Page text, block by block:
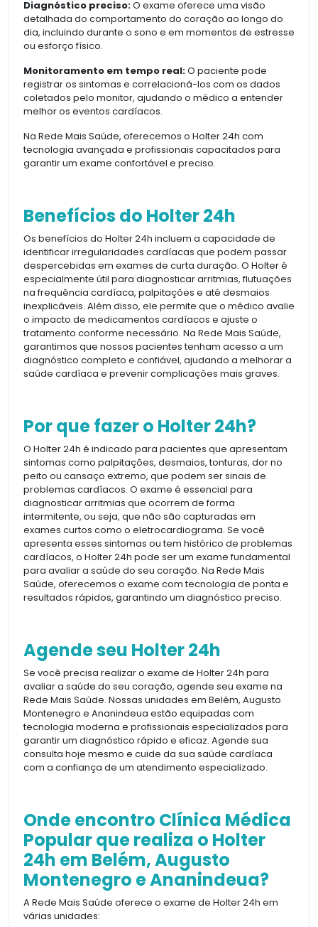
Diagnóstico preciso:O exame oferece uma visão
detalhada do comportamento do coração ao longo do
dia, incluindo durante o sono e em momentos de estresse
ou esforço físico.
Monitoramento em tempo real:O paciente pode
registrar os sintomas e correlacioná-los com os dados
coletados pelo monitor, ajudando o médico a entender
melhor os eventos cardíacos.
Na Rede Mais Saúde, oferecemos o Holter 24h com
tecnologia avançada e profissionais capacitados para
garantir um exame confortável e preciso.
Benefícios do Holter 24h
Os benefícios do Holter 24h incluem a capacidade de
identificar irregularidades cardíacas que podem passar
despercebidas em exames de curta duração. O Holter é
especialmente útil para diagnosticar arritmias, flutuações
na frequência cardíaca, palpitações e até desmaios
inexplicáveis. Além disso, ele permite que o médico avalie
o impacto de medicamentos cardíacos e ajuste o
tratamento conforme necessário. Na Rede Mais Saúde,
garantimos que nossos pacientes tenham acesso a um
diagnóstico completo e confiável, ajudando a melhorar a
saúde cardíaca e prevenir complicações mais graves.
Por que fazer o Holter 24h?
O Holter 24h é indicado para pacientes que apresentam
sintomas como palpitações, desmaios, tonturas, dor no
peito ou cansaço extremo, que podem ser sinais de
problemas cardíacos. O exame é essencial para
diagnosticar arritmias que ocorrem de forma
intermitente, ou seja, que não são capturadas em
exames curtos como o eletrocardiograma. Se você
apresenta esses sintomas ou tem histórico de problemas
cardíacos, o Holter 24h pode ser um exame fundamental
para avaliar a saúde do seu coração. Na Rede Mais
Saúde, oferecemos o exame com tecnologia de ponta e
resultados rápidos, garantindo um diagnóstico preciso.
Agende seu Holter 24h
Se você precisa realizar o exame de Holter 24h para
avaliar a saúde do seu coração, agende seu exame na
Rede Mais Saúde. Nossas unidades em Belém, Augusto
Montenegro e Ananindeua estão equipadas com
tecnologia moderna e profissionais especializados para
garantir um diagnóstico rápido e eficaz. Agende sua
consulta hoje mesmo e cuide da sua saúde cardíaca
com a confiança de um atendimento especializado.
Onde encontro Clínica Médica
Popular que realiza o Holter
24h em Belém, Augusto
Montenegro e Ananindeua?
A Rede Mais Saúde oferece o exame de Holter 24h em
várias unidades: